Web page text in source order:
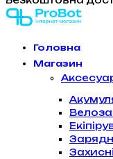
Головна
Магазин